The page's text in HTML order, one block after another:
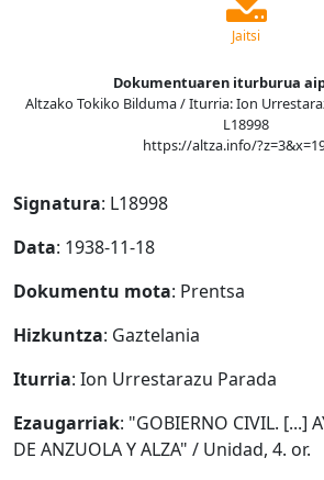
Jaitsi
Dokumentuaren iturburua
Altzako Tokiko Bilduma / Iturria: Ion
L18998
https://altza.info/
Signatura: L18998
Data: 1938-11-18
Dokumentu mota: Prentsa
Hizkuntza: Gaztelania
Iturria: Ion Urrestarazu Parada
Ezaugarriak: "GOBIERNO CIVIL. [...]
DE ANZUOLA Y ALZA" / Unidad, 4. or.